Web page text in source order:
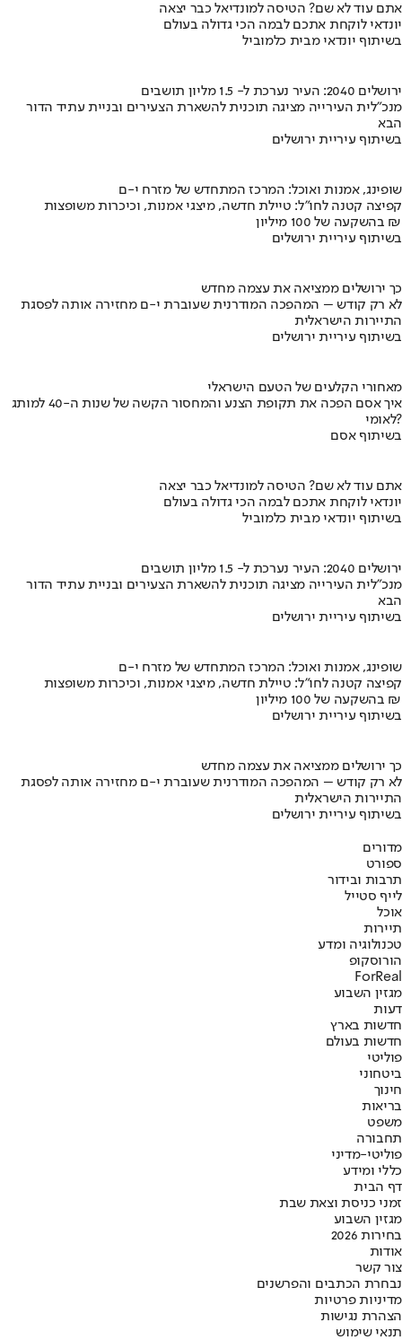
אתם עוד לא שם? הטיסה למונדיאל כבר יצאה
יונדאי לוקחת אתכם לבמה הכי גדולה בעולם
בשיתוף יונדאי מבית כלמוביל
ירושלים 2040: העיר נערכת ל- 1.5 מליון תושבים
מנכ"לית העירייה מציגה תוכנית להשארת הצעירים ובניית עתיד הדור
הבא
בשיתוף עיריית ירושלים
שופינג, אמנות ואוכל: המרכז המתחדש של מזרח י-ם
קפיצה קטנה לחו"ל: טיילת חדשה, מיצגי אמנות, וכיכרות משופצות
בהשקעה של 100 מיליון ₪
בשיתוף עיריית ירושלים
כך ירושלים ממציאה את עצמה מחדש
לא רק קודש – המהפכה המודרנית שעוברת י-ם מחזירה אותה לפסגת
התיירות הישראלית
בשיתוף עיריית ירושלים
מאחורי הקלעים של הטעם הישראלי
איך אסם הפכה את תקופת הצנע והמחסור הקשה של שנות ה-40 למותג
לאומי?
בשיתוף אסם
אתם עוד לא שם? הטיסה למונדיאל כבר יצאה
יונדאי לוקחת אתכם לבמה הכי גדולה בעולם
בשיתוף יונדאי מבית כלמוביל
ירושלים 2040: העיר נערכת ל- 1.5 מליון תושבים
מנכ"לית העירייה מציגה תוכנית להשארת הצעירים ובניית עתיד הדור
הבא
בשיתוף עיריית ירושלים
שופינג, אמנות ואוכל: המרכז המתחדש של מזרח י-ם
קפיצה קטנה לחו"ל: טיילת חדשה, מיצגי אמנות, וכיכרות משופצות
בהשקעה של 100 מיליון ₪
בשיתוף עיריית ירושלים
כך ירושלים ממציאה את עצמה מחדש
לא רק קודש – המהפכה המודרנית שעוברת י-ם מחזירה אותה לפסגת
התיירות הישראלית
בשיתוף עיריית ירושלים
מדורים
ספורט
תרבות ובידור
לייף סטייל
אוכל
תיירות
טכנולוגיה ומדע
הורוסקופ
ForReal
מגזין השבוע
דעות
חדשות בארץ
חדשות בעולם
פוליטי
ביטחוני
חינוך
בריאות
משפט
תחבורה
פוליטי-מדיני
כללי ומידע
דף הבית
זמני כניסת וצאת שבת
מגזין השבוע
בחירות 2026
אודות
צור קשר
נבחרת הכתבים והפרשנים
מדיניות פרטיות
הצהרת נגישות
תנאי שימוש